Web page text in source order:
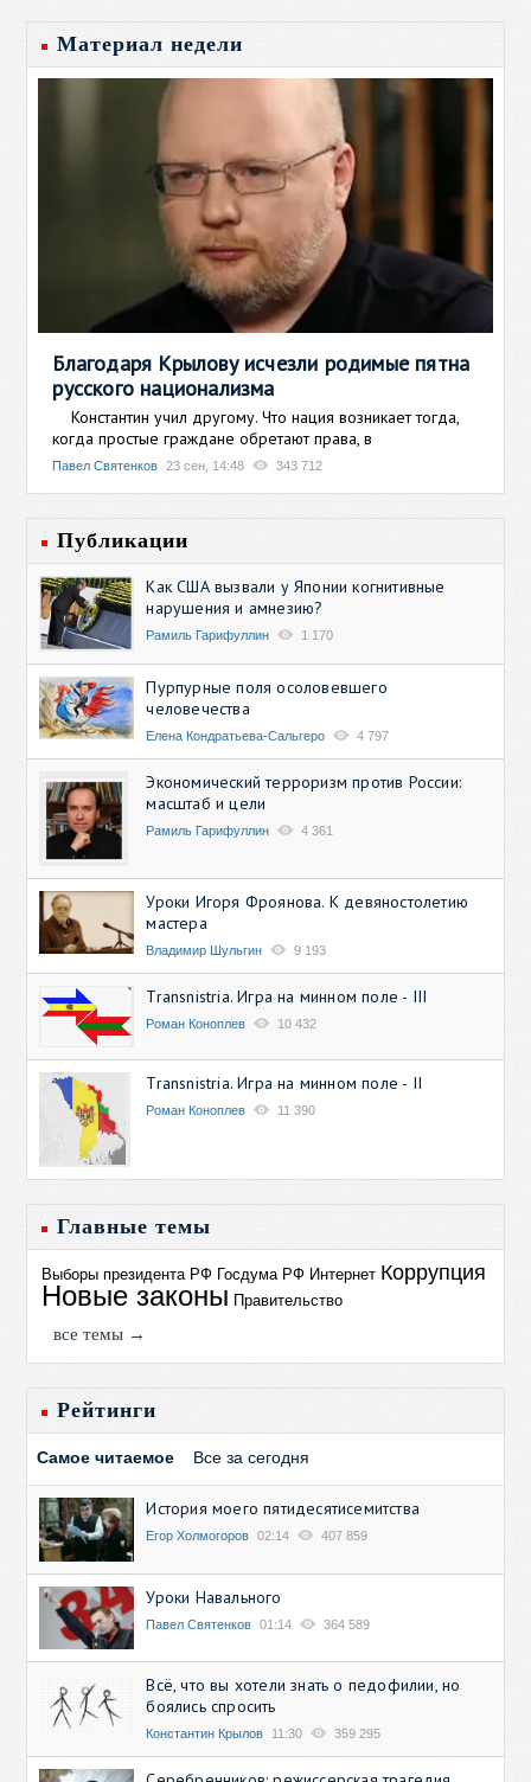
Материал недели
Благодаря Крылову исчезли родимые пятна
русского национализма
Константин учил другому. Что нация возникает тогда,
когда простые граждане обретают права, в
Павел Святенков 23 сен, 14:48 343 712
Публикации
Как США вызвали у Японии когнитивные
нарушения и амнезию?
Рамиль Гарифуллин 1 170
Пурпурные поля осоловевшего
человечества
Елена Кондратьева-Сальгеро 4 797
Экономический терроризм против России:
масштаб и цели
Рамиль Гарифуллин 4 361
Уроки Игоря Фроянова. К девяностолетию
мастера
Владимир Шульгин 9 193
Transnistria. Игра на минном поле - III
Роман Коноплев 10 432
Transnistria. Игра на минном поле - II
Роман Коноплев 11 390
Главные темы
Выборы президента РФ Госдума РФ Интернет Коррупция
Новые законы Правительство
все темы →
Рейтинги
Самое читаемое Все за сегодня
История моего пятидесятисемитства
Егор Холмогоров 02:14 407 859
Уроки Навального
Павел Святенков 01:14 364 589
Всё, что вы хотели знать о педофилии, но
боялись спросить
Константин Крылов 11:30 359 295